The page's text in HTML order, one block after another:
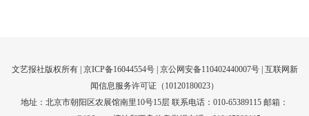
文艺报社版权所有 | 京ICP备16044554号| 京公网安备110402440007号 | 互联网新
闻信息服务许可证（10120180023）
地址：北京市朝阳区农展馆南里10号15层 联系电话：010-65389115 邮箱：